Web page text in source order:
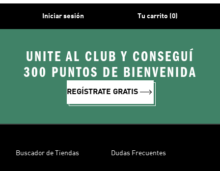
Iniciar sesión Tu carrito (0)
UNITE AL CLUB Y CONSEGUÍ
300 PUNTOS DE BIENVENIDA
REGÍSTRATE GRATIS
Buscador de Tiendas Dudas Frecuentes